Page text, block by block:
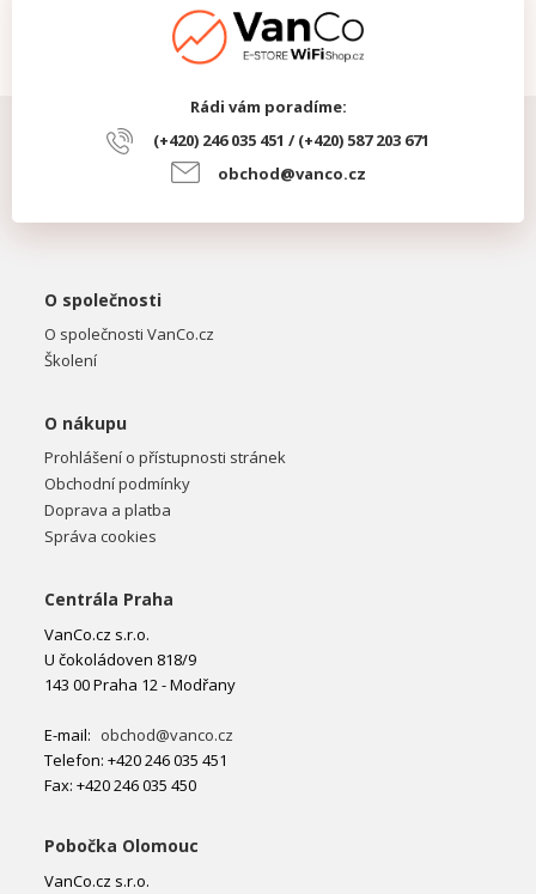
Rádi vám poradíme:
(+420) 246 035 451 / (+420) 587 203 671
obchod@vanco.cz
O společnosti
O společnosti VanCo.cz
Školení
O nákupu
Prohlášení o přístupnosti stránek
Obchodní podmínky
Doprava a platba
Správa cookies
Centrála Praha
VanCo.cz s.r.o.
U čokoládoven 818/9
143 00 Praha 12 - Modřany
E-mail: obchod@vanco.cz
Telefon: +420 246 035 451
Fax: +420 246 035 450
Pobočka Olomouc
VanCo.cz s.r.o.